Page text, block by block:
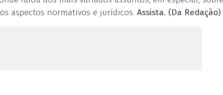
aspectos normativos e jurídicos. Assista. (Da Redação)